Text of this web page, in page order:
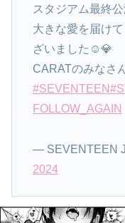
スタジアム最終公
大きな愛を届け
ざいました☺️💎
CARATのみなさ
#SEVENTEEN
FOLLOW_AGAIN
— SEVENTEEN
2024